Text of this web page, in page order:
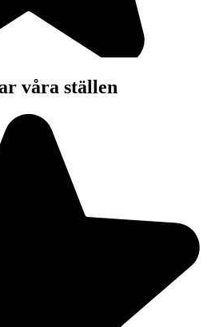
våra ställen